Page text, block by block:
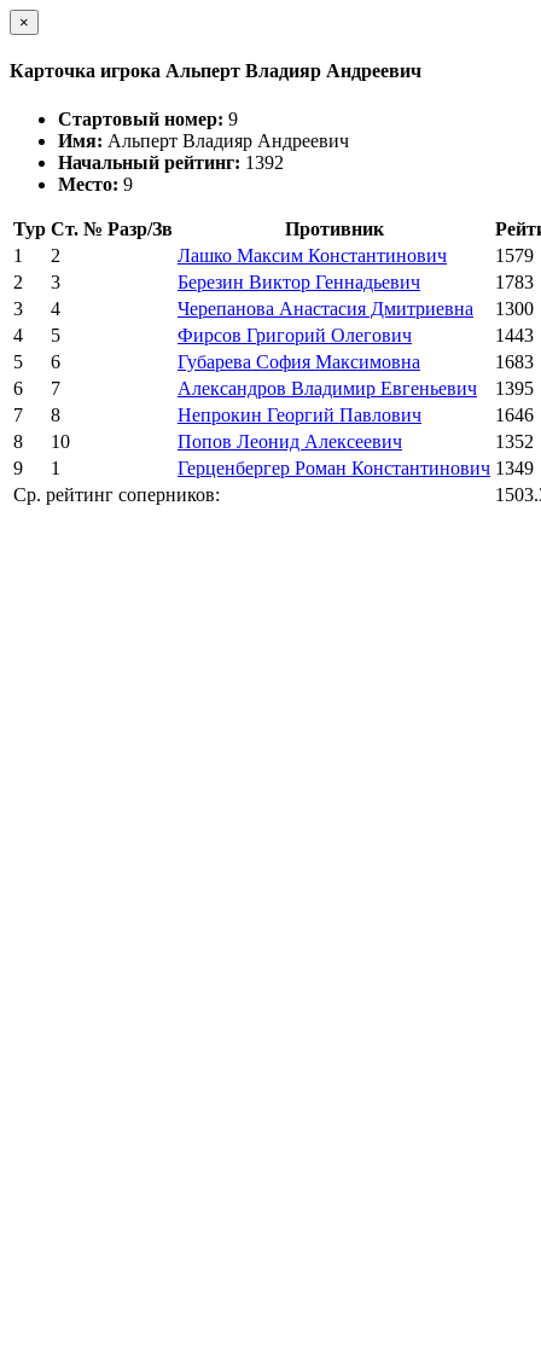
×
Карточка игрока Альперт Владияр Андреевич
Стартовый номер: 9
Имя: Альперт Владияр Андреевич
Начальный рейтинг: 1392
Место: 9
Тур Ст. № Разр/Зв Противник
1
2 Лашко Максим Константинович
1579
2
3 Березин Виктор Геннадьевич
1783
3
4 Черепанова Анастасия Дмитриевна
1300
4
5 Фирсов Григорий Олегович
1443
5
6 Губарева София Максимовна
1683
6
7 Александров Владимир Евгеньевич
1395
7
8 Непрокин Георгий Павлович
1646
8
10 Попов Леонид Алексеевич
1352
9
1 Герценбергер Роман Константинович 1349
Ср. рейтинг соперников: